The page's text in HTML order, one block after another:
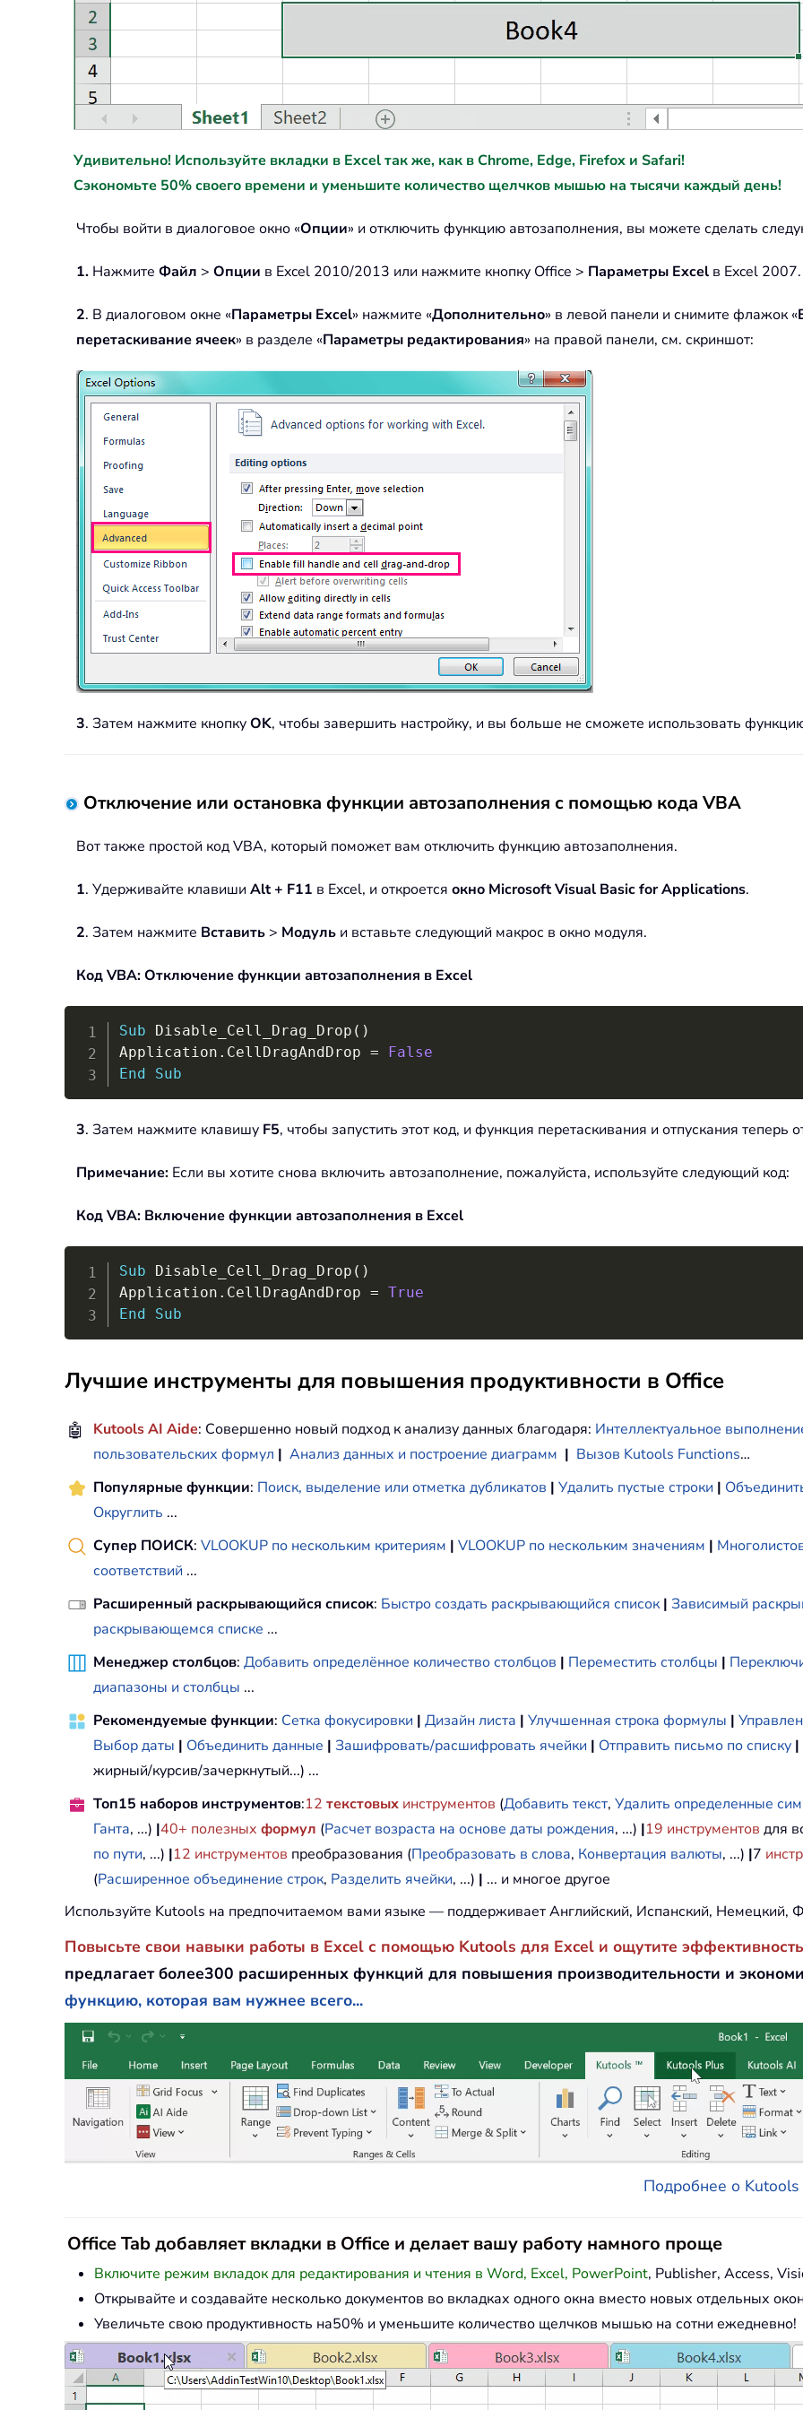
Удивительно! Используйте вкладки в Excel так же, как в Chrome, Edge, Firefox и Safari!
Сэкономьте 50% своего времени и уменьшите количество щелчков мышью на тысячи каждый день!
Чтобы войти в диалоговое окно «Опции» и отключить функцию автозаполнения, вы можете сделать
1. Нажмите Файл > Опции в Excel 2010/2013 или нажмите кнопку Office > Параметры Excel в Excel 2007.
2. В диалоговом окне «Параметры Excel» нажмите «Дополнительно» в левой панели и снимите флажок «
перетаскивание ячеек» в разделе «Параметры редактирования» на правой панели, см. скриншот:
3. Затем нажмите кнопкуOK, чтобы завершить настройку, и вы больше не сможете использовать
Отключение или остановка функции автозаполнения с помощью кода VBA
Вот также простой код VBA, который поможет вам отключить функцию автозаполнения.
1. Удерживайте клавиши Alt + F11 в Excel, и откроется окно Microsoft Visual Basic for Applications.
2. Затем нажмите Вставить > Модуль и вставьте следующий макрос в окно модуля.
Код VBA: Отключение функции автозаполнения в Excel
Sub Disable_Cell_Drag_Drop ( )
Application . CellDragAndDrop =
False
End
Sub
3. Затем нажмите клавишу F5, чтобы запустить этот код, и функция перетаскивания и отпускания теперь
Примечание: Если вы хотите снова включить автозаполнение, пожалуйста, используйте следующий код:
Код VBA: Включение функции автозаполнения в Excel
Sub Disable_Cell_Drag_Drop ( )
Application . CellDragAndDrop = True
End
Sub
Лучшие инструменты для повышения продуктивности в Office
🤖 Kutools AI Aide: Совершенно новый подход к анализу данных благодаря: Интеллектуальное
пользовательских формул | Анализ данных и построение диаграмм | Вызов Kutools Functions…
Популярные функции: Поиск, выделение или отметка дубликатов | Удалить пустые строки |
Округлить ...
Супер ПОИСК: VLOOKUP по нескольким критериям | VLOOKUP по нескольким значениям |
соответствий ...
Расширенный раскрывающийся список: Быстро создать раскрывающийся список | Зависимый
раскрывающемся списке ...
Менеджер столбцов: Добавить определённое количество столбцов | Переместить столбцы |
диапазоны и столбцы ...
Рекомендуемые функции: Сетка фокусировки | Дизайн листа | Улучшенная строка формулы |
Выбор даты | Объединить данные | Зашифровать/расшифровать ячейки | Отправить письмо по списку |
жирный/курсив/зачеркнутый...) ...
Топ15 наборов инструментов:12 текстовых инструментов (Добавить текст, Удалить определенные
Ганта, ...) |40+ полезных формул (Расчет возраста на основе даты рождения, ...) |19 инструментов для
по пути, ...) |12 инструментов преобразования (Преобразовать в слова, Конвертация валюты, ...) |7
(Расширенное объединение строк, Разделить ячейки, ...) | ... и многое другое
Используйте Kutools на предпочитаемом вами языке — поддерживает Английский, Испанский, Немецкий,
Повысьте свои навыки работы в Excel с помощью Kutools для Excel и ощутите
предлагает более300 расширенных функций для повышения производительности и
функцию, которая вам нужнее всего...
Подробнее о Kutools
Office Tab добавляет вкладки в Office и делает вашу работу намного проще
Включите режим вкладок для редактирования и чтения в Word, Excel, PowerPoint, Publisher, Access,
Открывайте и создавайте несколько документов во вкладках одного окна вместо новых отдельных
Увеличьте свою продуктивность на50% и уменьшите количество щелчков мышью на сотни ежедневно!